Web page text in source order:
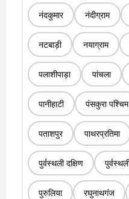
नंदकुमार नंदीग्राम
नटबाड़ी नयाग्राम
पलाशीपाड़ा पांचला
पानीहाटी पंसकुरा पश्चिम
पताशपुर पाथरप्रतिमा
पुर्वस्थली दक्षिण
पुरुलिया रघुनाथगंज